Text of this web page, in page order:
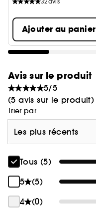
Ajouter au panier
Avis sur le produit
5/5
(5 avis sur le produit)
Trier par
Les plus récents
Tous (5)
5
(5)
4
(0)